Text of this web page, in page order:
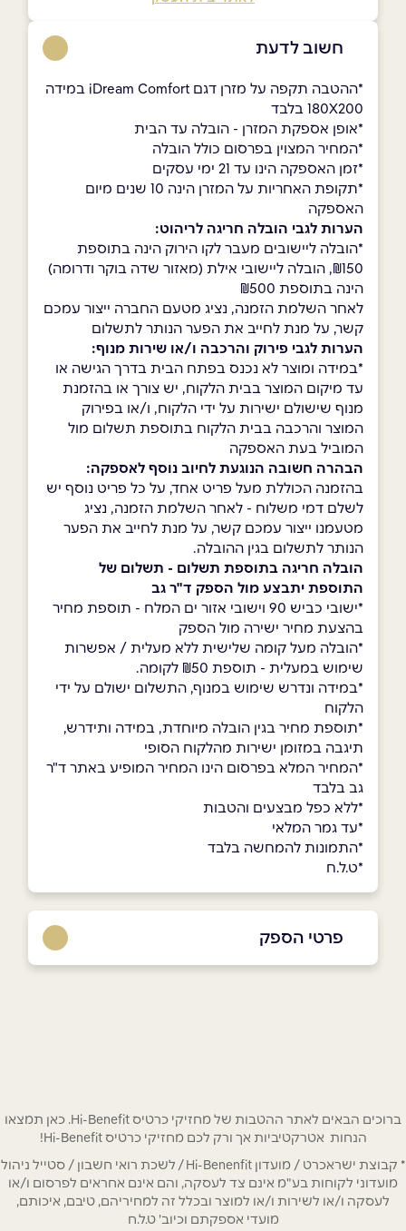
חשוב לדעת
*ההטבה תקפה על מזרן דגם iDream Comfort במידה
180X200 בלבד
*אופן אספקת המזרן - הובלה עד הבית
*המחיר המצוין בפרסום כולל הובלה
*זמן האספקה הינו עד 21 ימי עסקים
*תקופת האחריות על המזרן הינה 10 שנים מיום
האספקה
הערות לגבי הובלה חריגה לריהוט:
*הובלה ליישובים מעבר לקו הירוק הינה בתוספת
₪150, הובלה ליישובי אילת (מאזור שדה בוקר ודרומה)
הינה בתוספת ₪500
לאחר השלמת הזמנה, נציג מטעם החברה ייצור עמכם
קשר, על מנת לחייב את הפער הנותר לתשלום
הערות לגבי פירוק והרכבה ו/או שירות מנוף:
*במידה ומוצר לא נכנס בפתח הבית בדרך הגישה או
עד מיקום המוצר בבית הלקוח, יש צורך או בהזמנת
מנוף שישולם ישירות על ידי הלקוח, ו/או בפירוק
המוצר והרכבה בבית הלקוח בתוספת תשלום מול
המוביל בעת האספקה
הבהרה חשובה הנוגעת לחיוב נוסף לאספקה:
בהזמנה הכוללת מעל פריט אחד, על כל פריט נוסף יש
לשלם דמי משלוח - לאחר השלמת הזמנה, נציג
מטעמנו ייצור עמכם קשר, על מנת לחייב את הפער
הנותר לתשלום בגין ההובלה.
הובלה חריגה בתוספת תשלום - תשלום של
התוספת יתבצע מול הספק ד"ר גב
*ישובי כביש 90 וישובי אזור ים המלח - תוספת מחיר
בהצעת מחיר ישירה מול הספק
*הובלה מעל קומה שלישית ללא מעלית / אפשרות
שימוש במעלית - תוספת ₪50 לקומה.
*במידה ונדרש שימוש במנוף, התשלום ישולם על ידי
הלקוח
*תוספת מחיר בגין הובלה מיוחדת, במידה ותידרש,
תיגבה במזומן ישירות מהלקוח הסופי
*המחיר המלא בפרסום הינו המחיר המופיע באתר ד"ר
גב בלבד
*ללא כפל מבצעים והטבות
*עד גמר המלאי
*התמונות להמחשה בלבד
*ט.ל.ח
פרטי הספק
שם מלא *
טלפון*
ברוכים הבאים לאתר ההטבות של מחזיקי כרטיס Hi-Benefit. כאן תמצאו
הנחות אטרקטיביות אך ורק לכם מחזיקי כרטיס Hi-Benefit!
* קבוצת ישראכרט / מועדון Hi-Benenfit / לשכת רואי חשבון / סטייל ניהול
מועדוני לקוחות בע"מ אינם צד לעסקה, והם אינם אחראים לפרסום ו/או
לעסקה ו/או לשירות ו/או למוצר ובכלל זה למחיריהם, טיבם, איכותם,
מועדי אספקתם וכיוב' ט.ל.ח